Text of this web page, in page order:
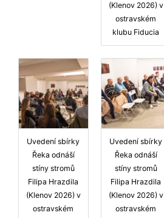
(Klenov 2026) v
ostravském
klubu Fiducia
Uvedení sbírky
Řeka odnáší
stíny stromů
Filipa Hrazdila
(Klenov 2026) v
ostravském
Uvedení sbírky
Řeka odnáší
stíny stromů
Filipa Hrazdila
(Klenov 2026) v
ostravském